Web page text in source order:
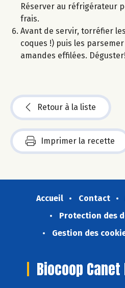
Réserver au réfrigérateur
frais.
Avant de servir, torréfier
coques !) puis les
amandes effilées. Déguster!
Retour à la liste
Imprimer la recette
Accueil Contact
Protection des
Gestion des
Biocoop